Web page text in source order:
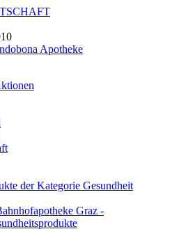
der Kategorie Gesundheit